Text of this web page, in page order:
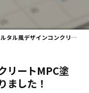
ル風デザインコンクリートMPC塗料の技能講習を受けて参りました！
リートMPC塗
ました！